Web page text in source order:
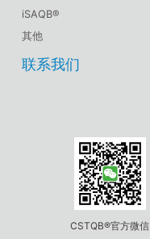
iSAQB®
其他
联系我们
CSTQB®官方微信